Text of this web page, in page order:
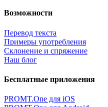
Возможности
Перевод текста
Примеры употребления
Склонение и спряжение
Наш блог
Бесплатные приложения
PROMT.One для iOS